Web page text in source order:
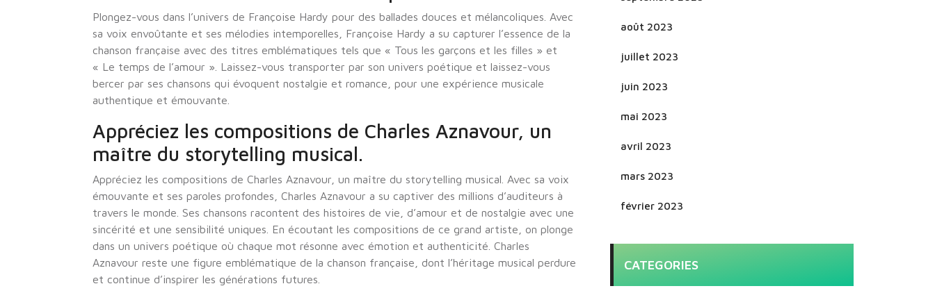
Plongez-vous dans l’univers de Françoise Hardy pour des ballades douces et mélancoliques. Avec
sa voix envoûtante et ses mélodies intemporelles, Françoise Hardy a su capturer l’essence de la
chanson française avec des titres emblématiques tels que « Tous les garçons et les filles » et
« Le temps de l’amour ». Laissez-vous transporter par son univers poétique et laissez-vous
bercer par ses chansons qui évoquent nostalgie et romance, pour une expérience musicale
authentique et émouvante.
Appréciez les compositions de Charles Aznavour, un
maître du storytelling musical.
Appréciez les compositions de Charles Aznavour, un maître du storytelling musical. Avec sa voix
émouvante et ses paroles profondes, Charles Aznavour a su captiver des millions d’auditeurs à
travers le monde. Ses chansons racontent des histoires de vie, d’amour et de nostalgie avec une
sincérité et une sensibilité uniques. En écoutant les compositions de ce grand artiste, on plonge
dans un univers poétique où chaque mot résonne avec émotion et authenticité. Charles
Aznavour reste une figure emblématique de la chanson française, dont l’héritage musical perdure
et continue d’inspirer les générations futures.
août 2023
juillet 2023
juin 2023
mai 2023
avril 2023
mars 2023
février 2023
CATEGORIES